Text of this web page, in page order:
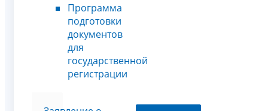
Программа
подготовки
документов
для
государственной
регистрации